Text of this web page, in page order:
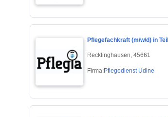
Pflegefachkraft (m/w/d) in
Recklinghausen, 45661
Firma:Pflegedienst Udine